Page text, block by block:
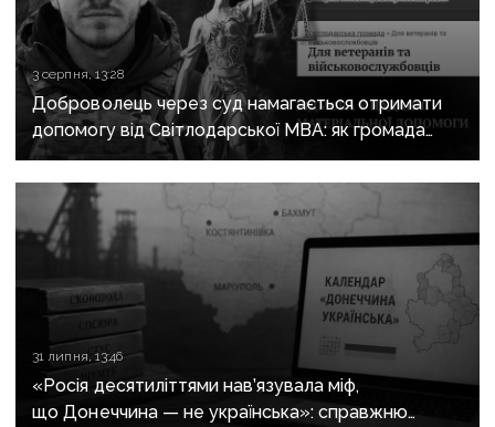
3 серпня, 13:28
Доброволець через суд намагається отримати
допомогу від Світлодарської МВА: як громада
руйнує довіру до влади
31 липня, 13:46
«Росія десятиліттями нав’язувала міф,
що Донеччина — не українська»: справжню